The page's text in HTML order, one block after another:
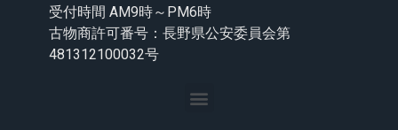
受付時間 AM9時～PM6時
古物商許可番号：長野県公安委員会第
481312100032号